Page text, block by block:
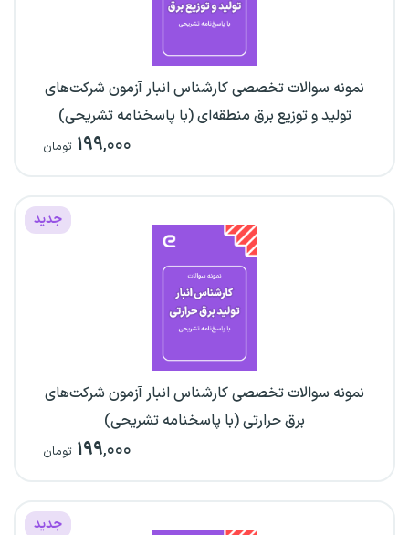
نمونه سوالات تخصصی کارشناس انبار آزمون شرکت‌های
تولید و توزیع برق منطقه‌ای (با پاسخنامه تشریحی)
۱۹۹,۰۰۰ تومان
جدید
نمونه سوالات تخصصی کارشناس انبار آزمون شرکت‌های
برق حرارتی (با پاسخنامه تشریحی)
۱۹۹,۰۰۰ تومان
جدید